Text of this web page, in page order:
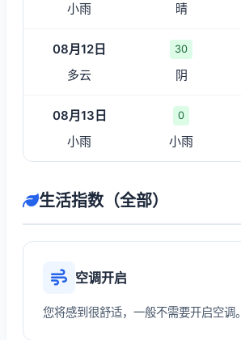
小雨
晴
08月12日 30
多云
阴
08月13日 0
小雨
小雨
生活指数（全部）
空调开启
您将感到很舒适，一般不需要开启空调。